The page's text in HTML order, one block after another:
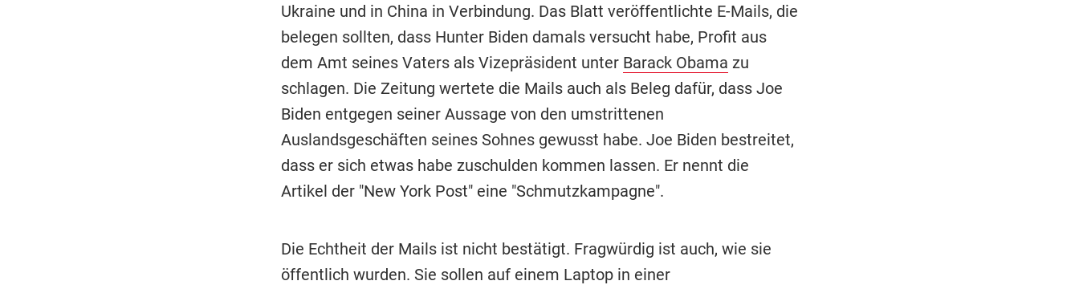
Ukraine und in China in Verbindung. Das Blatt veröffentlichte E-Mails, die
belegen sollten, dass Hunter Biden damals versucht habe, Profit aus
dem Amt seines Vaters als Vizepräsident unter Barack Obama zu
schlagen. Die Zeitung wertete die Mails auch als Beleg dafür, dass Joe
Biden entgegen seiner Aussage von den umstrittenen
Auslandsgeschäften seines Sohnes gewusst habe. Joe Biden bestreitet,
dass er sich etwas habe zuschulden kommen lassen. Er nennt die
Artikel der "New York Post" eine "Schmutzkampagne".
Die Echtheit der Mails ist nicht bestätigt. Fragwürdig ist auch, wie sie
öffentlich wurden. Sie sollen auf einem Laptop in einer